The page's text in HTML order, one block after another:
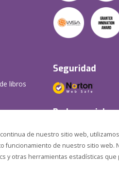
de nuestro sitio web,
funcionamiento de nuestro sitio web.
y otras herramientas estadísticas
de libros
)
Seguridad
Redes sociales